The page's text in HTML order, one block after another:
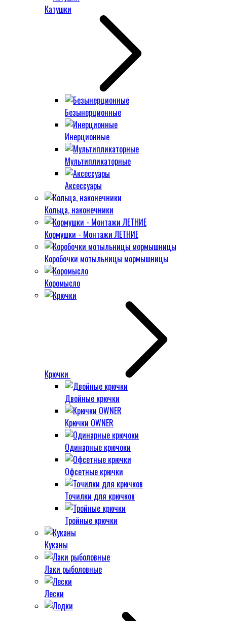
Катушки
Безынерционные
Инерционные
Мультипликаторные
Аксессуары
Кольца, наконечники
Кормушки - Монтажи ЛЕТНИЕ
Коробочки мотыльницы мормышницы
Коромысло
Крючки
Двойные крючки
Крючки OWNER
Одинарные крючоки
Офсетные крючки
Точилки для крючков
Тройные крючки
Куканы
Лаки рыболовные
Лески